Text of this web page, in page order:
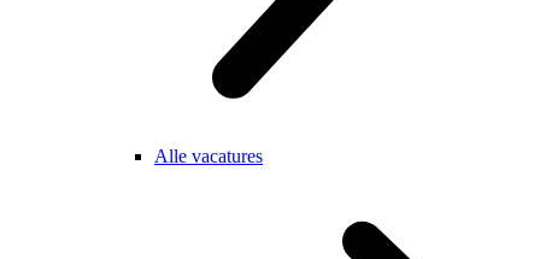
Alle vacatures